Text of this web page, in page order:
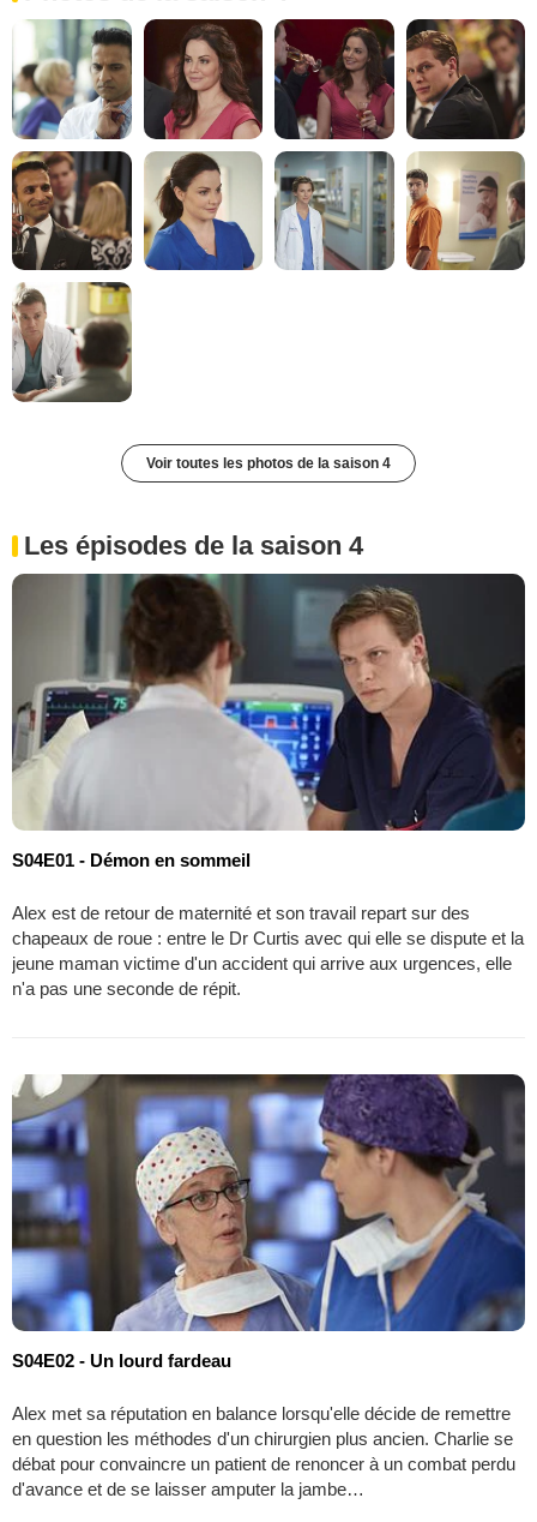
Voir toutes les photos de la saison 4
Les épisodes de la saison 4
S04E01 - Démon en sommeil
Alex est de retour de maternité et son travail repart sur des
chapeaux de roue : entre le Dr Curtis avec qui elle se dispute et la
jeune maman victime d'un accident qui arrive aux urgences, elle
n'a pas une seconde de répit.
S04E02 - Un lourd fardeau
Alex met sa réputation en balance lorsqu'elle décide de remettre
en question les méthodes d'un chirurgien plus ancien. Charlie se
débat pour convaincre un patient de renoncer à un combat perdu
d'avance et de se laisser amputer la jambe…